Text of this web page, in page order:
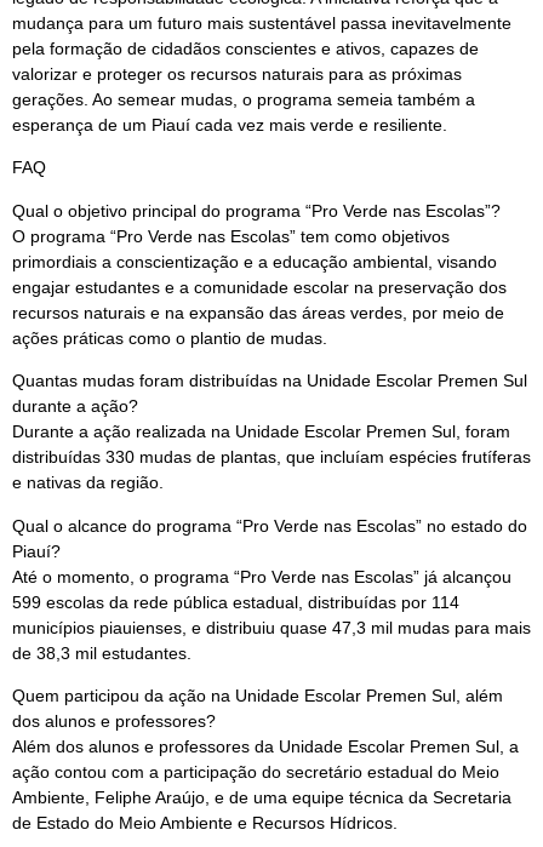
mudança para um futuro mais sustentável passa inevitavelmente
pela formação de cidadãos conscientes e ativos, capazes de
valorizar e proteger os recursos naturais para as próximas
gerações. Ao semear mudas, o programa semeia também a
esperança de um Piauí cada vez mais verde e resiliente.
FAQ
Qual o objetivo principal do programa “Pro Verde nas Escolas”?
O programa “Pro Verde nas Escolas” tem como objetivos
primordiais a conscientização e a educação ambiental, visando
engajar estudantes e a comunidade escolar na preservação dos
recursos naturais e na expansão das áreas verdes, por meio de
ações práticas como o plantio de mudas.
Quantas mudas foram distribuídas na Unidade Escolar Premen Sul
durante a ação?
Durante a ação realizada na Unidade Escolar Premen Sul, foram
distribuídas 330 mudas de plantas, que incluíam espécies frutíferas
e nativas da região.
Qual o alcance do programa “Pro Verde nas Escolas” no estado do
Piauí?
Até o momento, o programa “Pro Verde nas Escolas” já alcançou
599 escolas da rede pública estadual, distribuídas por 114
municípios piauienses, e distribuiu quase 47,3 mil mudas para mais
de 38,3 mil estudantes.
Quem participou da ação na Unidade Escolar Premen Sul, além
dos alunos e professores?
Além dos alunos e professores da Unidade Escolar Premen Sul, a
ação contou com a participação do secretário estadual do Meio
Ambiente, Feliphe Araújo, e de uma equipe técnica da Secretaria
de Estado do Meio Ambiente e Recursos Hídricos.